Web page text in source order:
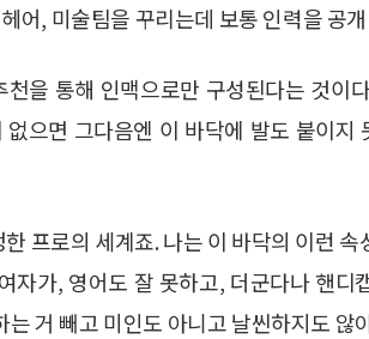
어, 미술팀을 꾸리는데 보통 인력을 공
을 통해 인맥으로만 구성된다는 것이
으면 그다음엔 이 바닥에 발도 붙이지
프로의 세계죠. 나는 이 바닥의 이런 속
자가, 영어도 잘 못하고, 더군다나 핸디
거 빼고 미인도 아니고 날씬하지도 않